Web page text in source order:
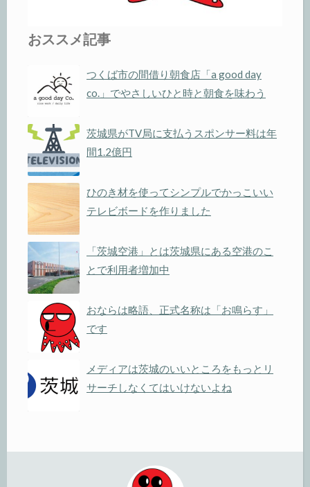
おススメ記事
つくば市の間借り朝食店「a good day
co.」でやさしいひと時と朝食を味わう
茨城県がTV局に支払うスポンサー料は年
間1.2億円
ひのき材を使ってシンプルでかっこいい
テレビボードを作りました
「茨城空港」とは茨城県にある空港のこ
とで利用者増加中
おならは略語、正式名称は「お鳴らす」
です
メディアは茨城のいいところをもっとリ
サーチしなくてはいけないよね